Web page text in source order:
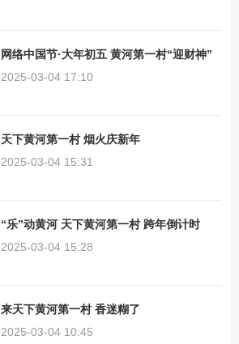
网络中国节·大年初五 黄河第一村“迎财神”
2025-03-04 17:10
天下黄河第一村 烟火庆新年
2025-03-04 15:31
“乐”动黄河 天下黄河第一村 跨年倒计时
2025-03-04 15:28
来天下黄河第一村 香迷糊了
2025-03-04 10:45